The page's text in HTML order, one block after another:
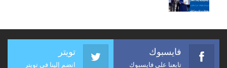
فايسبوك
تابعنا على فايسبوك
تويتر
انضم إلينا في تويتر